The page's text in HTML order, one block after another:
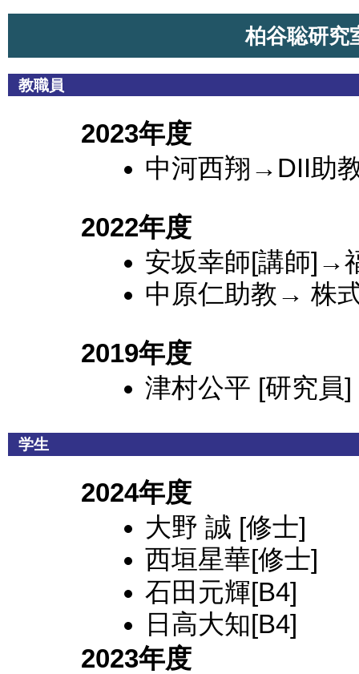
柏谷聡研究
教職員
2023年度
中河西翔→DII助
2022年度
安坂幸師[講師]→
中原仁助教→ 株
2019年度
津村公平 [研究
学生
2024年度
大野 誠 [修士]
西垣星華[修士]
石田元輝[B4]
日高大知[B4]
2023年度